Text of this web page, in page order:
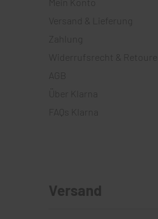
Versand & Lieferung
Zahlung
Widerrufsrecht & Retouren
AGB
FAQs Klarna
Versand